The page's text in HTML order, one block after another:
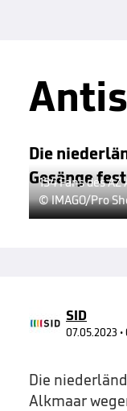
Die
Gesänge
154 Fans des
© IMAGO/Pro
SID
07.05.2023
Die
Alkmaar